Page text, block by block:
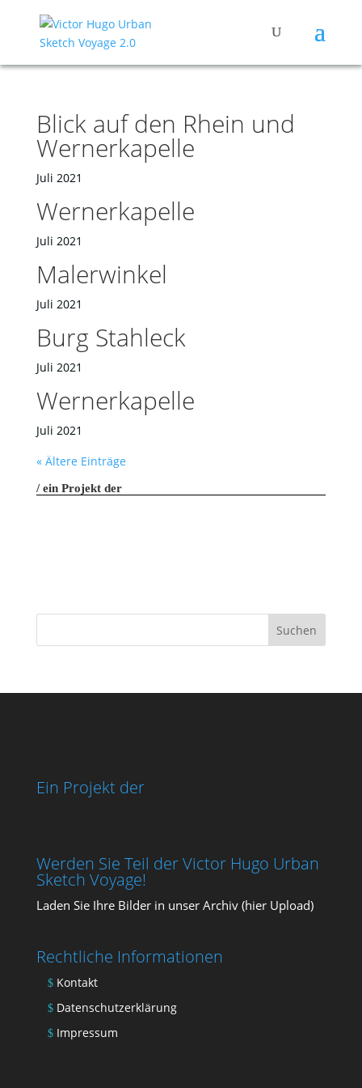
Blick auf den Rhein und
Wernerkapelle
Juli 2021
Wernerkapelle
Juli 2021
Malerwinkel
Juli 2021
Burg Stahleck
Juli 2021
Wernerkapelle
Juli 2021
« Ältere Einträge
ein Projekt der
Ein Projekt der
Werden Sie Teil der Victor Hugo Urban
Sketch Voyage!
Laden Sie Ihre Bil­der in unser Archiv (hier Upload)
Rechtliche Informationen
Kontakt
Datenschutzerklärung
Impressum